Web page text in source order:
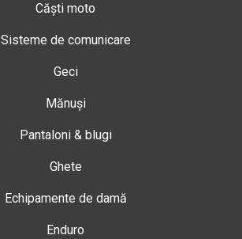
Căști moto
Sisteme de comunicare
Geci
Mănuși
Pantaloni & blugi
Ghete
Echipamente de damă
Enduro